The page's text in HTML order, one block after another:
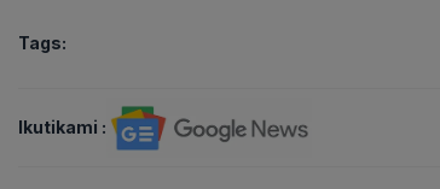
Tags:
Ikutikami :